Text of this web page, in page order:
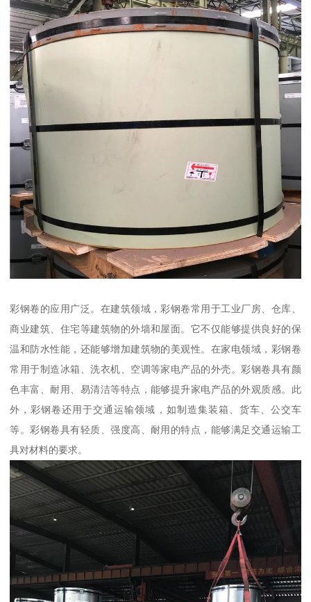
彩钢卷的应用广泛。在建筑领域，彩钢卷常用于工业厂房、仓库、
商业建筑、住宅等建筑物的外墙和屋面。它不仅能够提供良好的保
温和防水性能，还能够增加建筑物的美观性。在家电领域，彩钢卷
常用于制造冰箱、洗衣机、空调等家电产品的外壳。彩钢卷具有颜
色丰富、耐用、易清洁等特点，能够提升家电产品的外观质感。此
外，彩钢卷还用于交通运输领域，如制造集装箱、货车、公交车
等。彩钢卷具有轻质、强度高、耐用的特点，能够满足交通运输工
具对材料的要求。